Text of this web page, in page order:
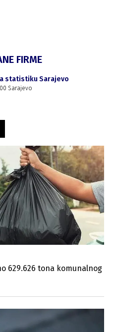
FIRME
statistiku Sarajevo
Sarajevo
629.626 tona komunalnog